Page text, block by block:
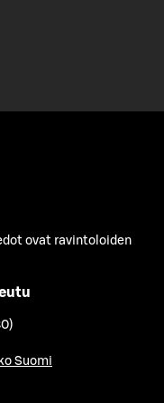
ovat ravintoloiden
Suomi